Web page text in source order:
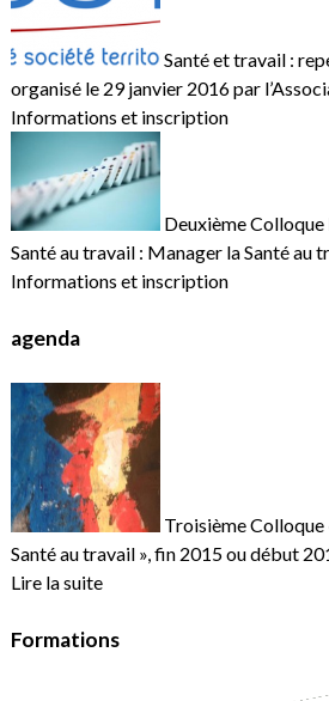
Santé et travail :
organisé le 29 janvier 2016 par
Informations et inscription
Deuxième Colloque
Santé au travail : Manager la Santé au
Informations et inscription
agenda
Troisième Colloque
Santé au travail », fin 2015 ou début
Lire la suite
Formations